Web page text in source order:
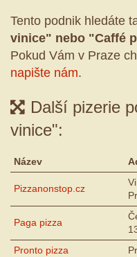
Tento podnik hledáte
vinice" nebo "Caffé
Pokud Vám v Praze
napište nám.
Další pizerie
vinice":
Název
Pizzanonstop.cz
Paga pizza
Pronto pizza